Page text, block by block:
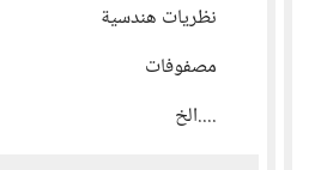
نظريات هندسية
مصفوفات
....الخ